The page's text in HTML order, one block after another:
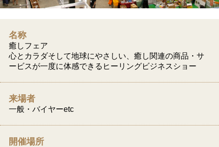
名称
癒しフェア
心とカラダそして地球にやさしい、癒し関連の商品・サ
ービスが一度に体感できるヒーリングビジネスショー
来場者
一般・バイヤーetc
開催場所